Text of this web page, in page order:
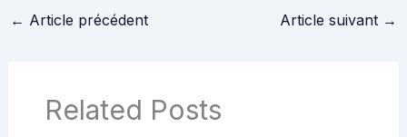
conseils d’accord
← Article précédent Article suivant →
Related Posts